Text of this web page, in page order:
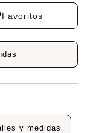
Favoritos
y medidas